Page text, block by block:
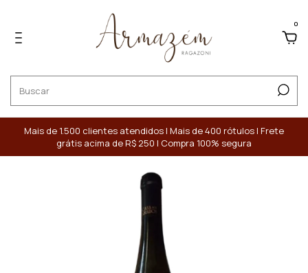
0
Mais de 1.500 clientes atendidos | Mais de 400 rótulos | Frete
grátis acima de R$ 250 | Compra 100% segura